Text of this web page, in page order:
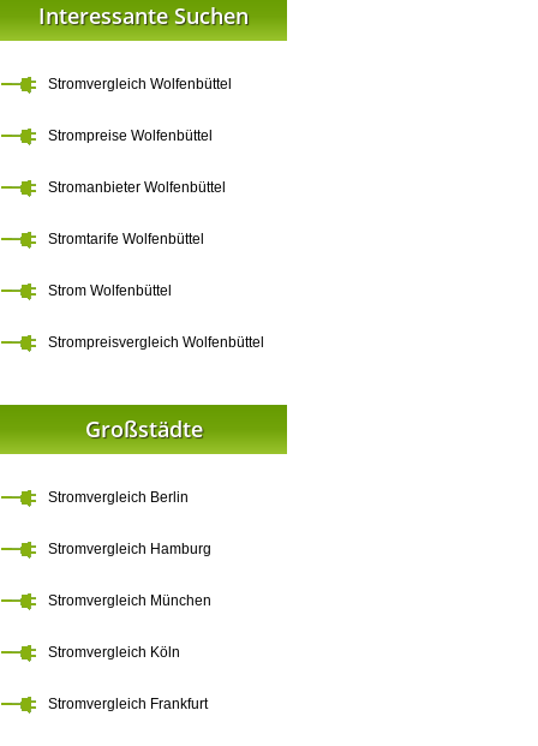
Interessante Suchen
Stromvergleich Wolfenbüttel
Strompreise Wolfenbüttel
Stromanbieter Wolfenbüttel
Stromtarife Wolfenbüttel
Strom Wolfenbüttel
Strompreisvergleich Wolfenbüttel
Großstädte
Stromvergleich Berlin
Stromvergleich Hamburg
Stromvergleich München
Stromvergleich Köln
Stromvergleich Frankfurt